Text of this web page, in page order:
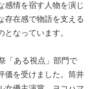
感情を宿す人物を演じ
存在感で物語を支える
なっています。
「ある視点」部門で
価を受けました。筒井